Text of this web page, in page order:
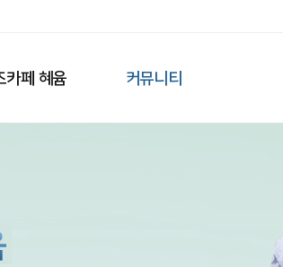
카페 혜윰 커뮤니티